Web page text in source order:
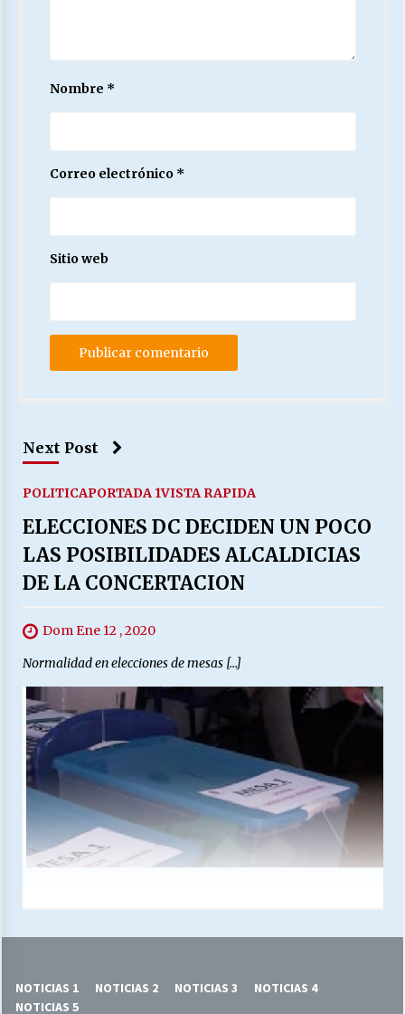
Nombre *
Correo electrónico *
Sitio web
Next Post
POLITICAPORTADA 1VISTA RAPIDA
ELECCIONES DC DECIDEN UN POCO
LAS POSIBILIDADES ALCALDICIAS
DE LA CONCERTACION
Dom Ene 12 , 2020
Normalidad en elecciones de mesas […]
NOTICIAS 1 NOTICIAS 2 NOTICIAS 3
NOTICIAS 4
NOTICIAS 5